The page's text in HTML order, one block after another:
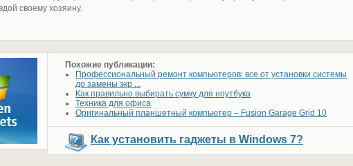
своему хозяину.
Похожие публикации:
Профессиональный ремонт компьютеров: все от установки системы
до замены экр ...
Как правильно выбирать сумку для ноутбука
Техника для офиса
Оригинальный планшетный компьютер – Fusion Garage Grid 10
Как установить гаджеты в Windows 7?